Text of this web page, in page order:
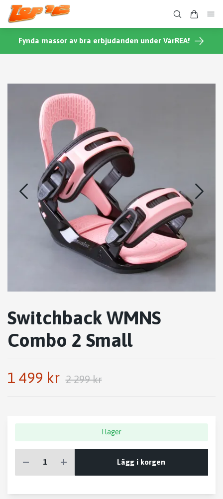
Fynda massor av bra erbjudanden under VårREA!
Switchback WMNS
Combo 2 Small
1 499 kr 2 299 kr
I lager
Lägg i korgen